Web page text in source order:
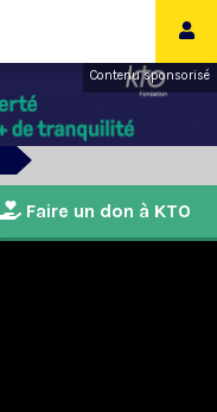
Contenu sponsorisé
Faire un don à KTO